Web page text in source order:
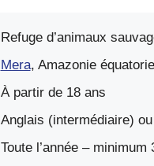
Refuge d’animaux
Mera, Amazonie
À partir de 18 ans
Anglais (intermédiaire)
Toute l’année – minimum